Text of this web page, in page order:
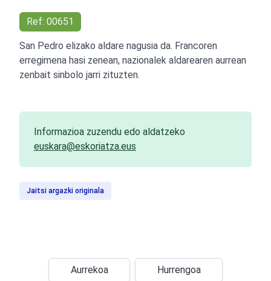
Ref: 00651
San Pedro elizako aldare nagusia da. Francoren
erregimena hasi zenean, nazionalek aldarearen aurrean
zenbait sinbolo jarri zituzten.
Informazioa zuzendu edo aldatzeko
euskara@eskoriatza.eus
Jaitsi argazki originala
Aurrekoa Hurrengoa